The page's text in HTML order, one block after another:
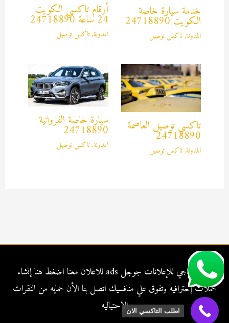
خدمة سيارة خاصة
الكويت 24718890
المدونة,تاكس توصيل
أرقام تاكسي الكويت
24 ساعة 24718890
المدونة,تاكس توصيل
تاكسي توصيل العاصمة
24718890
المدونة,تاكس توصيل
سيارة خاصة الفروانية
24718890
المدونة,تاكس توصيل
شركة الناجي للإعلانات جوجل ads للاعلان معنا اضغط هناإنشاء
حملات إحترافيه وتفوق علي منافسيك اتصل بنا الأن حمايه من النقرات
الإحتياليهاطلب التاكسي الان